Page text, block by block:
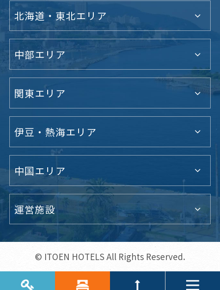
北海道・東北エリア
中部エリア
関東エリア
伊豆・熱海エリア
中国エリア
運営施設
© ITOEN HOTELS All Rights Reserved.